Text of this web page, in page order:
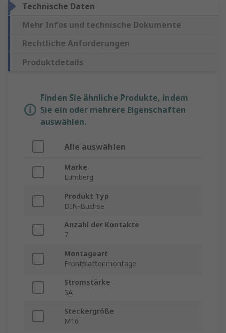
Technische Daten
Mehr Infos und technische Dokumente
Rechtliche Anforderungen
Produktdetails
Finden Sie ähnliche Produkte, indem
Sie ein oder mehrere Eigenschaften
auswählen.
Alle auswählen
Marke
Lumberg
Produkt Typ
DIN-Buchse
Anzahl der Kontakte
7
Montageart
Frontplattenmontage
Stromstärke
5A
Steckergröße
M16